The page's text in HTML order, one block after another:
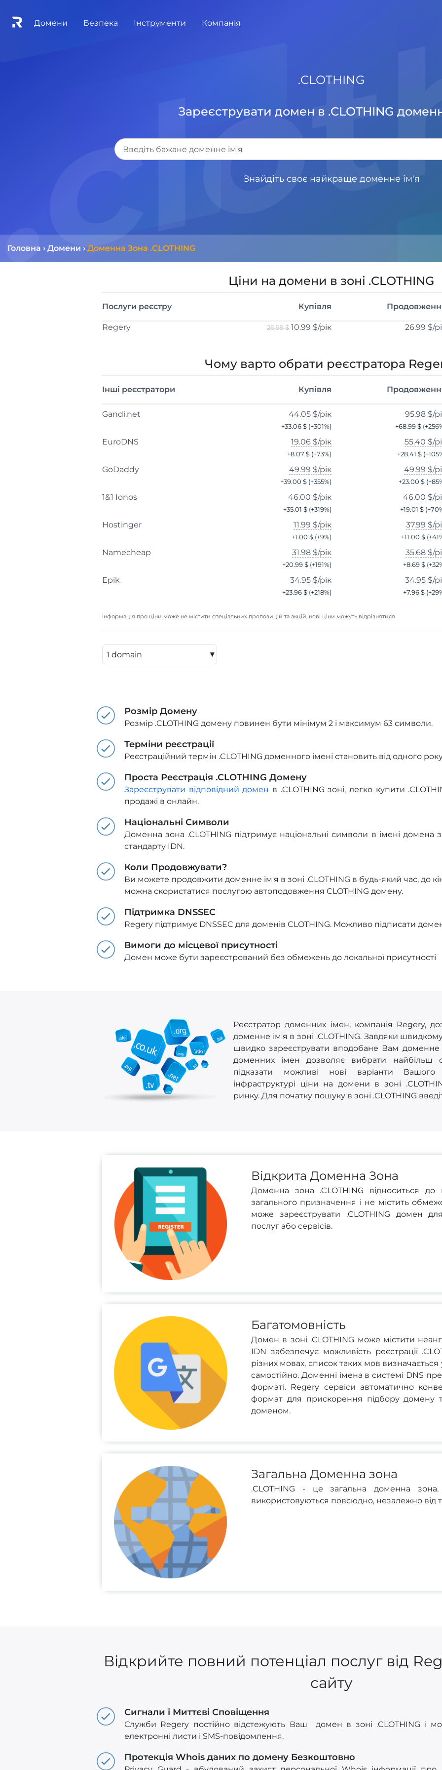
Домени Безпека Інструменти Компанія
.CLOTHING
Зареєструвати домен в .CLOTHING
Знайдіть своє найкраще доменне ім'я
Головна › Домени › Доменна Зона .CLOTHING
Ціни на домени в зоні .CLOTHING
Послуги реєстру Купівля
Regery 26.99 $ 10.99 $/рік 26.99 $/
Чому варто обрати реєстратора
Інші реєстратори Купівля
Gandi.net 44.05 $/рік
+33.06 $ (+301%)
95.98 $/
+68.99 $(+256
EuroDNS 19.06 $/рік
+8.07 $ (+73%)
55.40 $/
+28.41 $(+105
GoDaddy 49.99 $/рік
+39.00 $ (+355%)
49.99 $/
+23.00 $(+85
1&1 Ionos 46.00 $/рік
+35.01 $ (+319%)
46.00 $/
+19.01 $(+70
Hostinger 11.99 $/рік
+1.00 $ (+9%)
37.99 $/
+11.00 $(+41
Namecheap 31.98 $/рік
+20.99 $ (+191%)
35.68 $/
+8.69 $(+32
Epik 34.95 $/рік
+23.96 $ (+218%)
34.95 $/
+7.96 $(+29
інформація про ціни може не містити спеціальних пропозицій та акцій, нові ціни можуть відрізнятися
▾
Розмір Домену
Розмір .CLOTHING домену повинен бути мінімум 2 і максимум 63 символи.
Терміни реєстрації
Реєстраційний термін .CLOTHING доменного імені становить від одного
Проста Реєстрація .CLOTHING Домену
Зареєструвати відповідний домен в .CLOTHING зоні, легко купити
продажі в онлайн.
Національні Символи
Доменна зона .CLOTHING підтримує національні символи в імені домена
стандарту IDN.
Коли Продовжувати?
Ви можете продовжити доменне ім'я в зоні .CLOTHING в будь-який час, до
можна скористатися послугою автоподовження CLOTHING домену.
Підтримка DNSSEC
Regery підтримує DNSSEC для доменів CLOTHING. Можливо підписати
Вимоги до місцевої присутності
Домен може бути зареєстрований без обмежень до локальної присутності
Реєстратор доменних імен, компанія Regery,
доменне ім'я в зоні .CLOTHING. Завдяки
швидко зареєструвати вподобане Вам доменне
доменних імен дозволяє вибрати найбільш
підказати можливі нові варіанти Вашого
інфраструктурі ціни на домени в зоні
ринку. Для початку пошуку в зоні .CLOTHING
Відкрита Доменна Зона
Доменна зона .CLOTHING відноситься до
загального призначення і не містить
може зареєструвати .CLOTHING домен
послуг або сервісів.
Багатомовність
Домен в зоні .CLOTHING може містити
IDN забезпечує можливість реєстрації
різних мовах, список таких мов визначається
самостійно. Доменні імена в системі DNS
форматі. Regery сервіси автоматично
формат для прискорення підбору домену
доменом.
Загальна Доменна зона
.CLOTHING - це загальна доменна зона.
використовуються повсюдно, незалежно від
Відкрийте повний потенціал послуг від
сайту
Сигнали і Миттєві Сповіщення
Служби Regery постійно відстежують Ваш домен в зоні .CLOTHING і
електронні листи і SMS-повідомлення.
Протекція Whois даних по домену Безкоштовно